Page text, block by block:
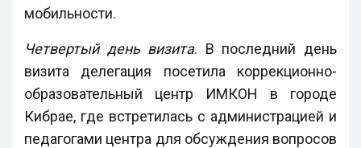
мобильности.
Четвертый день визита. В последний день
визита делегация посетила коррекционно-
образовательный центр ИМКОН в городе
Кибрае, где встретилась с администрацией и
педагогами центра для обсуждения вопросов